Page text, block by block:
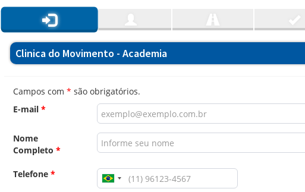
Clinica do Movimento - Academia
Campos com * são obrigatórios.
E-mail *
Nome
Completo *
Telefone *